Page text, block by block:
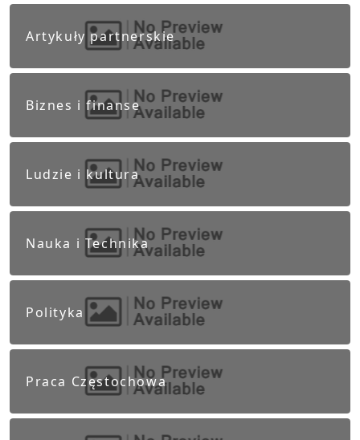
Artykuły partnerskie
Biznes i finanse
Ludzie i kultura
Nauka i Technika
Polityka
Praca Częstochowa